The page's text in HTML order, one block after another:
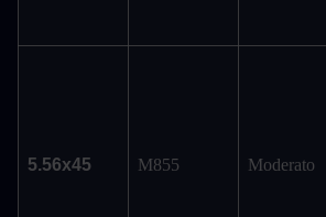
5.56x45 M855 Moderato